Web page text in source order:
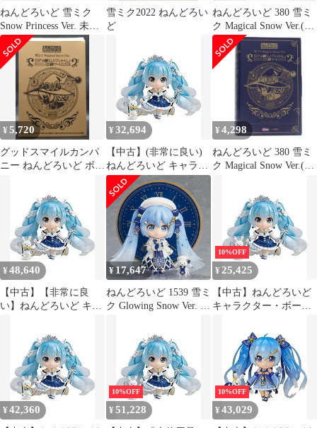
ー
ねんどろいど 雪ミク
Snow Princess Ver. 未開
封 出品
雪ミク2022 ねんどろい
ど
ねんどろいど 380 雪ミ
ク Magical Snow Ver.(マ
ジカルスノーバージョ
ン) キャラクター・ボ
ーカル・シリーズ 01 初
音ミク 完成品 可動フィ
ギュア イベント
&GOODSMILE
ONLINE SHOP限定 グ
ッドスマイルカンパニ
ー
¥5,720
グッドスマイルカンパ
ニー ねんどろいど ボカ
¥32,694
【中古】(非常に良い)
ねんどろいど キャラク
ター・ボーカル・シリ
ーズ01 初音ミク 雪ミク
Snow Princess Ver. ノン
スケール ABS&PVC製
塗装済み可動フィギュ
¥ 4,298
ねんどろいど 380 雪ミ
ク Magical Snow Ver.(マ
ン) キャラクター・ボ
ーカル・シリーズ 01 初
音ミク 完成品 可動フィ
ギュア イベント
&GOODSMILE
ONLINE SHOP限定 グ
ッドスマイルカンパニ
ー
¥48,640
【中古】【非常に良
い】ねんどろいど キャ
シリーズ01 初音ミク 雪
ミク Snow Princess Ver.
ノンスケール
ABS&PVC製 塗装済み
可動フィギュア
mxn26g8
¥17,647
ねんどろいど 1539 雪ミ
ク Glowing Snow Ver. キ
ル・シリーズ01 初音ミ
ク 完成品 可動フィギュ
ア SNOW MIKU
2021&GOODSMILE
ONLINE SHOP限定 グ
ッドスマイルカンパニ
ー
10%OFF
¥ 25,425
【中古】ねんどろいど
キャラクター・ボーカ
ク 雪ミク Snow Princess
Ver. ノンスケール
ABS&PVC製 塗装済み
可動フィギュア
¥42,360
10%OFF
¥51,228
10%OFF
¥43,029